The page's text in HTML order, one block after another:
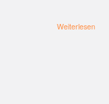
Weiterlesen